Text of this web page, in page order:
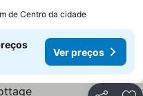
de Centro da cidade
Ver preços